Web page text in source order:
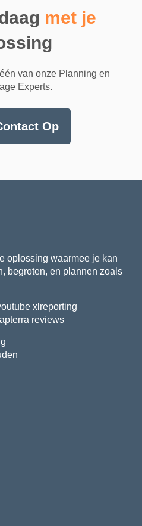
met je
van onze Planning en
Experts.
Op
oplossing waarmee je kan
begroten, en plannen zoals